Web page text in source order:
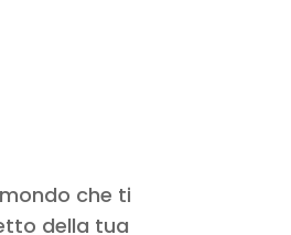
che ti
della tua